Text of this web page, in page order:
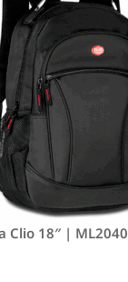
Clio 18″ | ML2040